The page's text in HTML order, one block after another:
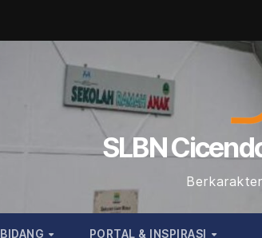
SLBN
BIDANG PORTAL & INSPIRASI